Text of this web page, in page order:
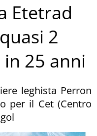
Etetrad
2
25 anni
leghista Perron
per il Cet (Centro